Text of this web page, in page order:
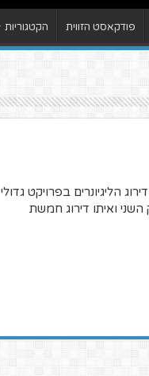
פודקאסט הזווית הקטגוריות
הליגיונרים בפרויקט גדולי
ואיתו דירוג חמשת